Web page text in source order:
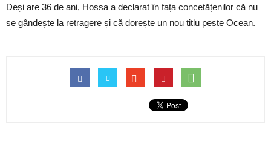
Deși are 36 de ani, Hossa a declarat în fața concetățenilor că nu
se gândește la retragere și că dorește un nou titlu peste Ocean.